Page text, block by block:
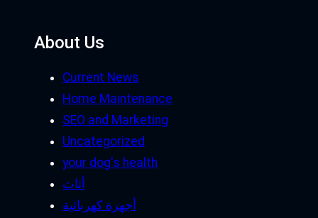
About Us
Current News
Home Maintenance
SEO and Marketing
Uncategorized
your dog's health
أثاث
أجهزة كهربائية